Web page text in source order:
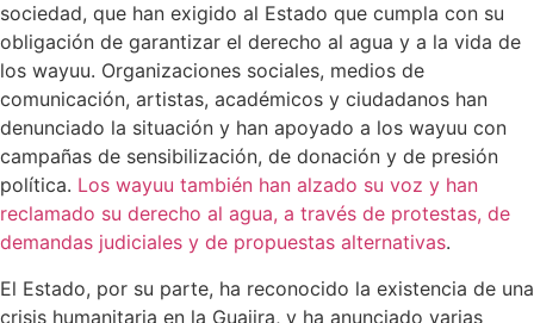
sociedad, que han exigido al Estado que cumpla con su
obligación de garantizar el derecho al agua y a la vida de
los wayuu. Organizaciones sociales, medios de
comunicación, artistas, académicos y ciudadanos han
denunciado la situación y han apoyado a los wayuu con
campañas de sensibilización, de donación y de presión
política. Los wayuu también han alzado su voz y han
reclamado su derecho al agua, a través de protestas, de
demandas judiciales y de propuestas alternativas.
El Estado, por su parte, ha reconocido la existencia de una
crisis humanitaria en la Guajira, y ha anunciado varias